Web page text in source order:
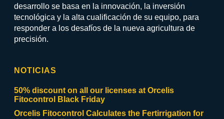
desarrollo se basa en la innovación, la inversión
tecnológica y la alta cualificación de su equipo, para
responder a los desafíos de la nueva agricultura de
precisión.
NOTICIAS
50% discount on all our licenses at Orcelis
Fitocontrol Black Friday
Orcelis Fitocontrol Calculates the Fertirrigation for